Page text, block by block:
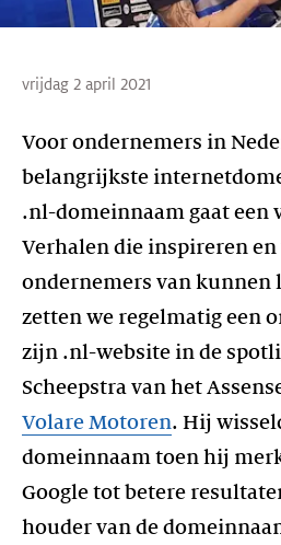
vrijdag 2 april 2021
Voor ondernemers in
belangrijkste
.nl-domeinnaam gaat een
Verhalen die inspireren en
ondernemers van kunnen
zetten we regelmatig een
zijn .nl-website in de
Scheepstra van het
Volare Motoren. Hij
domeinnaam toen hij
Google tot betere
houder van de